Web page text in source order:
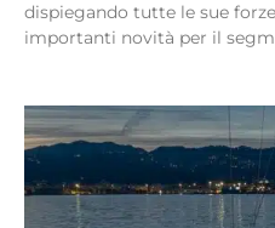
dispiegando tutte le sue
importanti novità per il